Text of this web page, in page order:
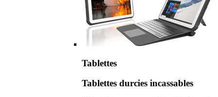
Tablettes
Tablettes durcies incassables